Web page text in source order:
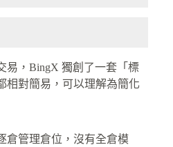
易，BingX 獨創了一套「標
相對簡易，可以理解為簡化
倉管理倉位，沒有全倉模